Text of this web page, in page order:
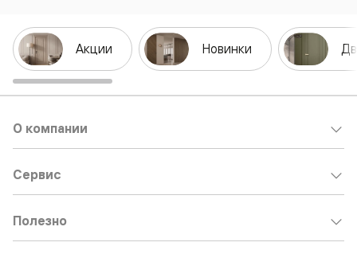
Акции Новинки
О компании
Сервис
Полезно